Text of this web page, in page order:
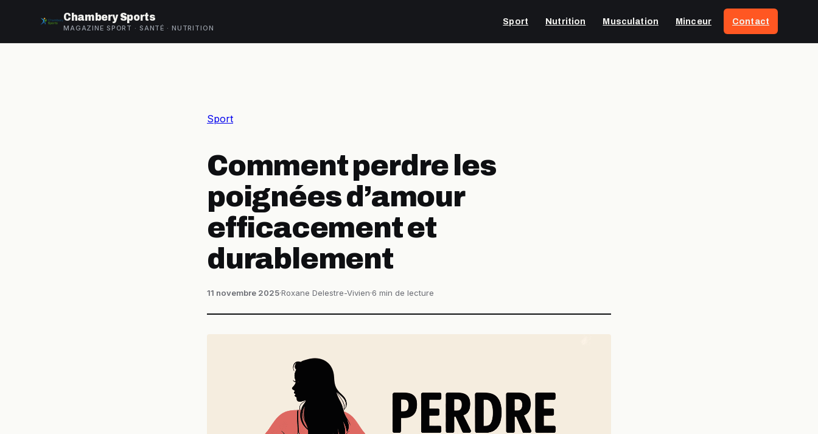
Chambery Sports
MAGAZINE SPORT · SANTÉ · NUTRITION
Sport Nutrition Musculation Minceur Contact
Sport
Comment perdre les
poignées d’amour
efficacement et
durablement
11 novembre 2025·Roxane Delestre-Vivien·6 min de lecture